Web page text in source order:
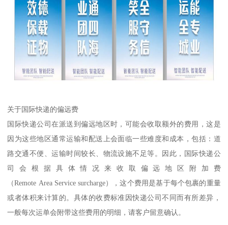
关于国际快递的偏远费
国际快递公司在派送到偏远地区时，可能会收取额外的费用，这是
因为这些地区通常运输和配送上会面临一些难度和成本，包括：道
路交通不便、运输时间较长、物流设施不足等。因此，国际快递公
司会根据具体情况来收取偏远地区附加费
（Remote Area Service surcharge），这个费用是基于每个包裹的重量
或者体积来计算的。具体的收费标准因快递公司不同而有所差异，
一般每次运单会附带这些费用的明细，请客户留意确认。